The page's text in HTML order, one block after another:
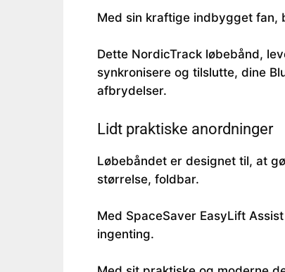
Med sin kraftige indbygget
Dette NordicTrack løbebånd,
synkronisere og tilslutte, dine
afbrydelser.
Lidt praktiske anordninger
Løbebåndet er designet til, at
størrelse, foldbar.
Med SpaceSaver EasyLift
ingenting.